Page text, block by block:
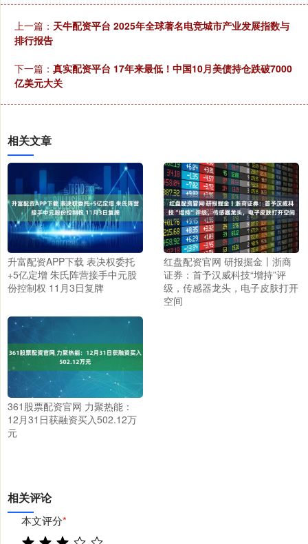
上一篇： 天牛配资平台 2025年全球著名电竞城市产业发展指数与
排行报告
下一篇： 真实配资平台 17年来最低！中国10月美债持仓跌破7000
亿美元大关
相关文章
升富配资APP下载 表决权委托
+5亿定增 朱氏阵营接手中元股
份控制权 11月3日复牌
红盘配资官网 研报掘金丨浙商
证券：首予汉威科技“增持”评
级，传感器龙头，电子皮肤打开
空间
361股票配资官网 力聚热能：
12月31日获融资买入502.12万
元
相关评论
本文评分*